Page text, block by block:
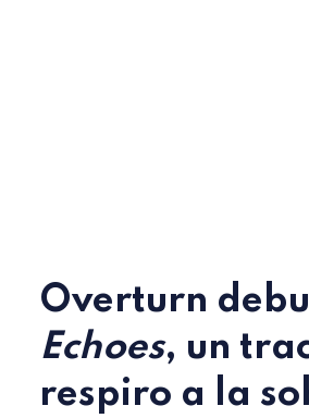
Overturn
Echoes, un
respiro a la